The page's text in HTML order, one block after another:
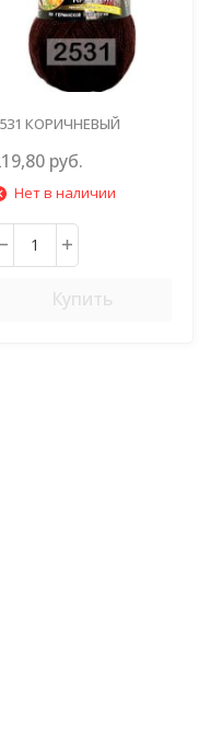
КОРИЧНЕВЫЙ
руб.
Нет в наличии
Купить